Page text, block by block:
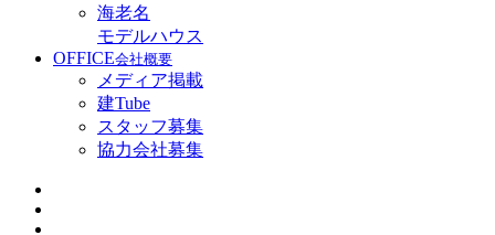
海老名
モデルハウス
OFFICE会社概要
メディア掲載
建Tube
スタッフ募集
協力会社募集